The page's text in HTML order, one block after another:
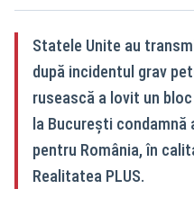
Statele Unite au
după incidentul grav
rusească a lovit un
la București
pentru România, în
Realitatea PLUS.